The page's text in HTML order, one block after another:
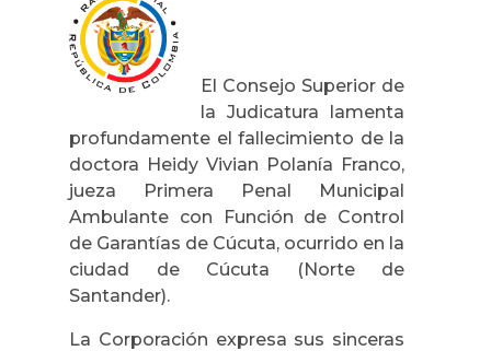
El Consejo Superior de
la Judicatura lamenta
profundamente el fallecimiento de la
doctora Heidy Vivian Polanía Franco,
jueza Primera Penal Municipal
Ambulante con Función de Control
de Garantías de Cúcuta, ocurrido en la
ciudad de Cúcuta (Norte de
Santander).
La Corporación expresa sus sinceras